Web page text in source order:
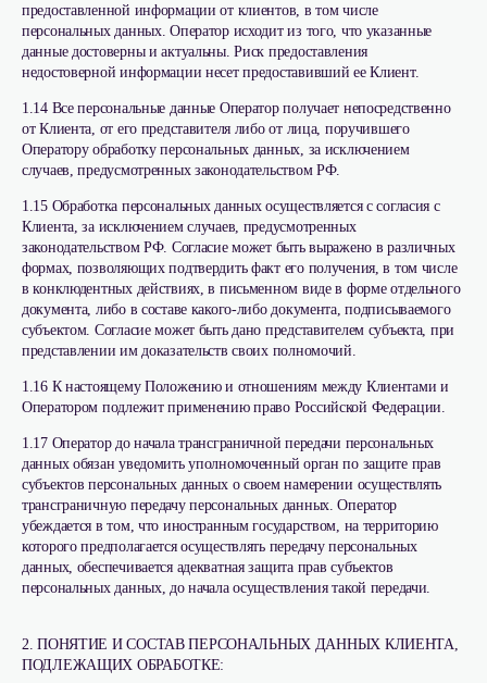
предоставленной информации от клиентов, в том числе
персональных данных. Оператор исходит из того, что указанные
данные достоверны и актуальны. Риск предоставления
недостоверной информации несет предоставивший ее Клиент.
1.14 Все персональные данные Оператор получает непосредственно
от Клиента, от его представителя либо от лица, поручившего
Оператору обработку персональных данных, за исключением
случаев, предусмотренных законодательством РФ.
1.15 Обработка персональных данных осуществляется с согласия с
Клиента, за исключением случаев, предусмотренных
законодательством РФ. Согласие может быть выражено в различных
формах, позволяющих подтвердить факт его получения, в том числе
в конклюдентных действиях, в письменном виде в форме отдельного
документа, либо в составе какого-либо документа, подписываемого
субъектом. Согласие может быть дано представителем субъекта, при
представлении им доказательств своих полномочий.
1.16 К настоящему Положению и отношениям между Клиентами и
Оператором подлежит применению право Российской Федерации.
1.17 Оператор до начала трансграничной передачи персональных
данных обязан уведомить уполномоченный орган по защите прав
субъектов персональных данных о своем намерении осуществлять
трансграничную передачу персональных данных. Оператор
убеждается в том, что иностранным государством, на территорию
которого предполагается осуществлять передачу персональных
данных, обеспечивается адекватная защита прав субъектов
персональных данных, до начала осуществления такой передачи.
2. ПОНЯТИЕ И СОСТАВ ПЕРСОНАЛЬНЫХ ДАННЫХ КЛИЕНТА,
ПОДЛЕЖАЩИХ ОБРАБОТКЕ: